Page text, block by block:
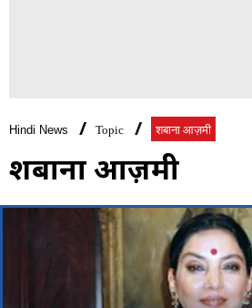
Hindi News Topic शबाना आज़मी
शबाना आज़मी